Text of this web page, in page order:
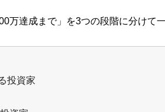
万達成まで」を3つの段階に分けて
投資家